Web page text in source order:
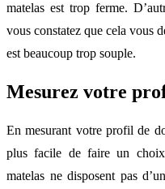
matelas est trop ferme.
vous constatez que cela vous
est beaucoup trop souple.
Mesurez votre
En mesurant votre profil de
plus facile de faire un
matelas ne disposent pas